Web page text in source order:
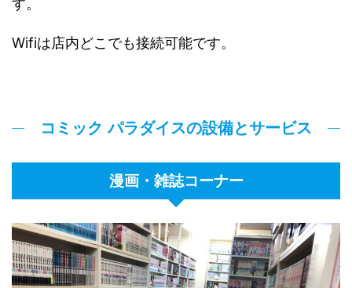
Wifiは店内どこでも接続可能です。
コミック パラダイスの設備とサービス
漫画・雑誌コーナー